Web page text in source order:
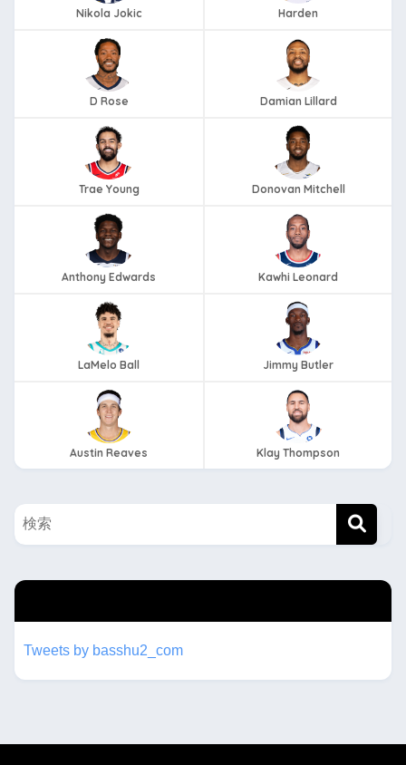
Nikola Jokic Harden
D Rose Damian Lillard
Trae Young Donovan Mitchell
Anthony Edwards Kawhi Leonard
LaMelo Ball Jimmy Butler
Austin Reaves Klay Thompson
Tweets by basshu2_com